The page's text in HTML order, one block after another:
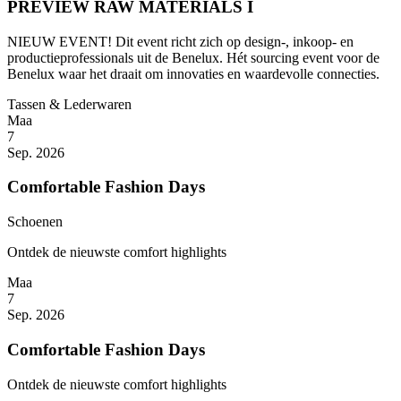
PREVIEW RAW MATERIALS I
NIEUW EVENT! Dit event richt zich op design-, inkoop- en
productieprofessionals uit de Benelux. Hét sourcing event voor de
Benelux waar het draait om innovaties en waardevolle connecties.
Tassen & Lederwaren
Maa
7
Sep. 2026
Comfortable Fashion Days
Schoenen
Ontdek de nieuwste comfort highlights
Maa
7
Sep. 2026
Comfortable Fashion Days
Ontdek de nieuwste comfort highlights